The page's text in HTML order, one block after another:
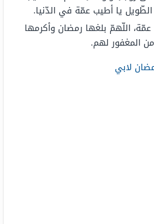
يا أطيب عمّة في الدّنيا.
اللّهمّ بلغها رمضان وأكرمها
من المغفور لهم.
لابي